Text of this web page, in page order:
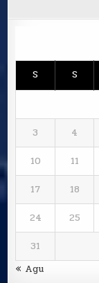
S S
3
4
10
11
17
18
24
25
31
« Agu